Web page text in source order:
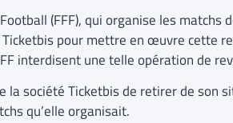
(FFF), qui organise les matchs
pour mettre en œuvre cette
interdisent une telle opération de
la société Ticketbis de retirer de son
qu’elle organisait.